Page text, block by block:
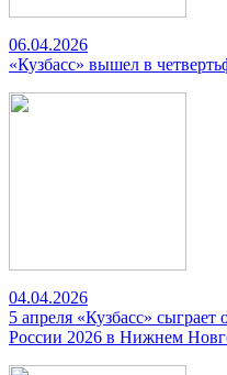
06.04.2026
«Кузбасс» вышел в
04.04.2026
5 апреля «Кузбасс»
России 2026 в Нижнем